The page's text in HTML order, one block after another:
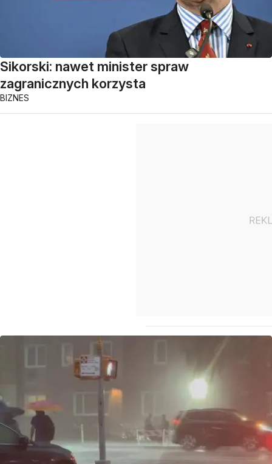
Sikorski: nawet minister spraw
zagranicznych korzysta
BIZNES